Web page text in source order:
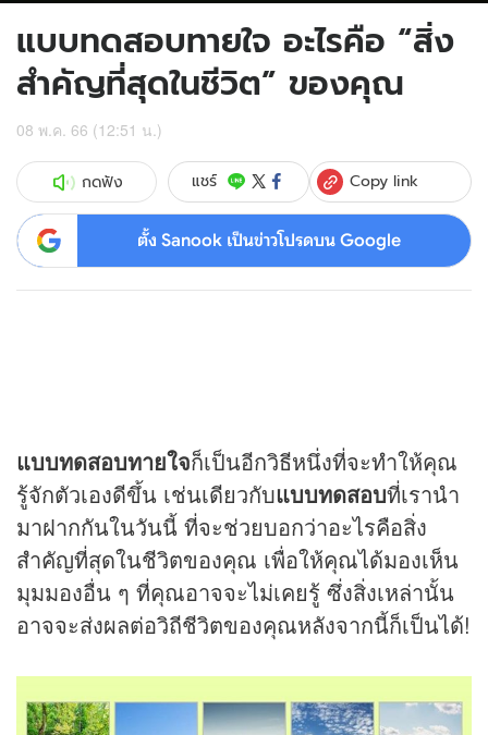
แบบทดสอบทายใจ อะไรคือ “สิ่ง
สำคัญที่สุดในชีวิต” ของคุณ
08 พ.ค. 66 (12:51 น.)
กดฟัง แชร์ Copy link
ตั้ง Sanook เป็นข่าวโปรดบน Google
แบบทดสอบทายใจก็เป็นอีกวิธีหนึ่งที่จะทำให้คุณ
รู้จักตัวเองดีขึ้น เช่นเดียวกับแบบทดสอบที่เรานำ
มาฝากกันในวันนี้ ที่จะช่วยบอกว่าอะไรคือสิ่ง
สำคัญที่สุดในชีวิตของคุณ เพื่อให้คุณได้มองเห็น
มุมมองอื่น ๆ ที่คุณอาจจะไม่เคยรู้ ซึ่งสิ่งเหล่านั้น
อาจจะส่งผลต่อวิถีชีวิตของคุณหลังจากนี้ก็เป็นได้!